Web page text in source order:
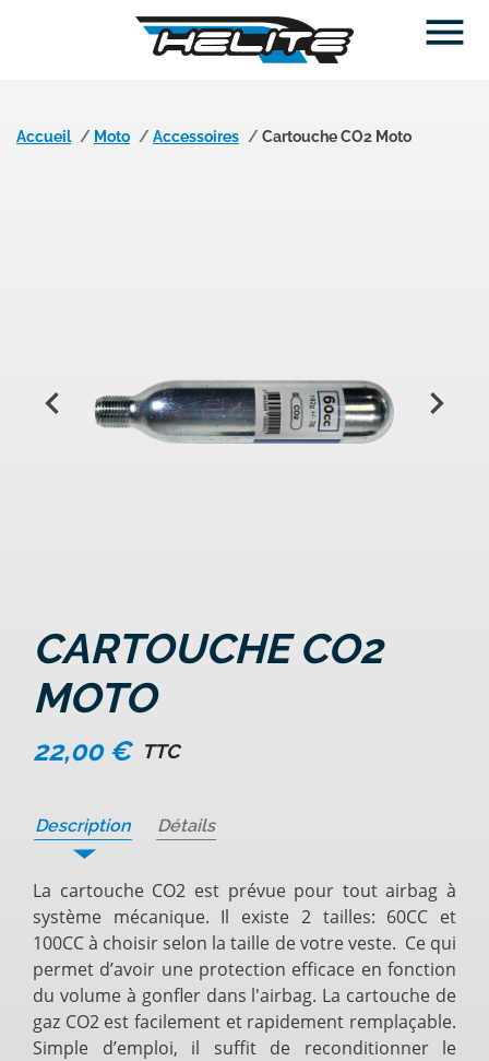

Accueil Moto Accessoires Cartouche CO2 Moto
 
CARTOUCHE CO2
MOTO
22,00 € TTC
Description Détails
La cartouche CO2 est prévue pour tout airbag à
système mécanique. Il existe 2 tailles: 60CC et
100CC à choisir selon la taille de votre veste. Ce qui
permet d’avoir une protection efficace en fonction
du volume à gonfler dans l'airbag. La cartouche de
gaz CO2 est facilement et rapidement remplaçable.
Simple d’emploi, il suffit de reconditionner le